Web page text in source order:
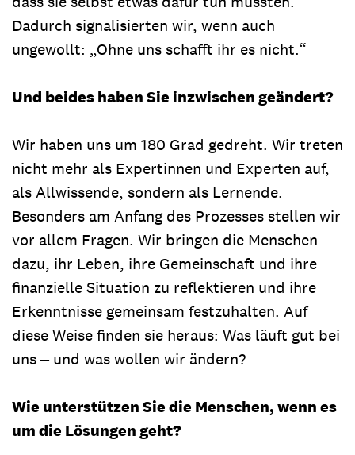
Dadurch signalisierten wir, wenn auch
ungewollt: „Ohne uns schafft ihr es nicht.“
Und beides haben Sie inzwischen geändert?
Wir haben uns um 180 Grad gedreht. Wir treten
nicht mehr als Expertinnen und Experten auf,
als Allwissende, sondern als Lernende.
Besonders am Anfang des Prozesses stellen wir
vor allem Fragen. Wir bringen die Menschen
dazu, ihr Leben, ihre Gemeinschaft und ihre
finanzielle Situation zu reflektieren und ihre
Erkenntnisse gemeinsam festzuhalten. Auf
diese Weise finden sie heraus: Was läuft gut bei
uns ‒ und was wollen wir ändern?
Wie unterstützen Sie die Menschen, wenn es
um die Lösungen geht?